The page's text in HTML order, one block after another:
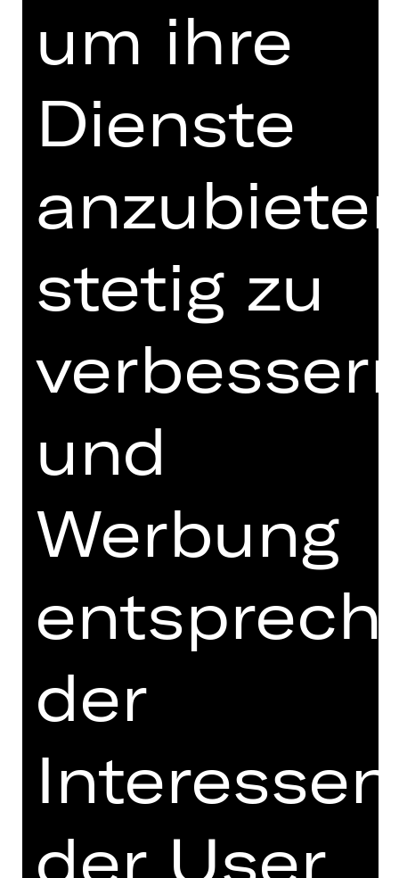
HERZLICH WILLKOMMEN IM HAUS
DER KÜNSTLERINNEN UND
KÜNSTLER, DER MEISTERINNEN UND
Das Staatstheater Nürnberg als
lädt Sie ein, die Welt des Theaters, der
Musik und des Tanzes in ihrem ganzen
Reichtum zu entdecken. Auf höchstem
aller Welt, die sich entschieden haben,
dauerhaft oder für eine gewisse Zeit in
Nürnberg heimisch zu werden. Wir
jede und jeden eine Bühne zu sein –
oder zwei oder drei, je nachdem, was
die Qualität dessen, was Sie am
Staatstheater Nürnberg erleben,
können Sie vertrauen, auf das, was
sein.
Vertrauen und Neugier sind auch die
künstlerische Arbeit. Sie erfordert
Offenheit und Neugier auf allen Seiten.
Ein gutes künstlerisches Produkt
braucht genaue Überlegung und
Planung, trotzdem ist Kunst nicht
vollkommen planbar. Vor allem ist es
einem Musikstück den Geschmack
aller Zuschauer
innen zu treffen.
Manchmal rührt uns ein Theaterabend
lässt – oder umgekehrt. In eine
Vorstellung oder ein Konzert zu gehen,
um ihre
Dienste
stetig zu
und
Werbung
der
Interessen
der User